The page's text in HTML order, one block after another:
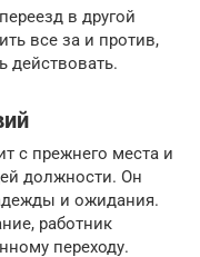
в другой
все за и против,
действовать.
с прежнего места и
должности. Он
и ожидания.
работник
переходу.